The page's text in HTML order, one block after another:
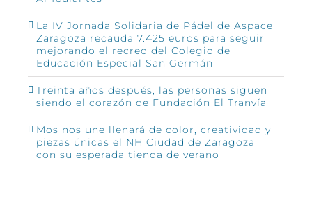
La IV Jornada Solidaria de Pádel de Aspace
Zaragoza recauda 7.425 euros para seguir
mejorando el recreo del Colegio de
Educación Especial San Germán
Treinta años después, las personas siguen
siendo el corazón de Fundación El Tranvía
Mos nos une llenará de color, creatividad y
piezas únicas el NH Ciudad de Zaragoza
con su esperada tienda de verano